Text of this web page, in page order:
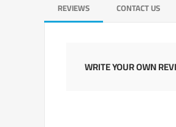
REVIEWS CONTACT US
WRITE YOUR OWN